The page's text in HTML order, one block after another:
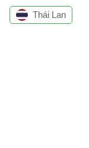
Thái Lan